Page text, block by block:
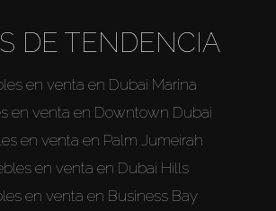
DE TENDENCIA
en venta en Dubai Marina
en venta en Downtown Dubai
en venta en Palm Jumeirah
en venta en Dubai Hills
en venta en Business Bay